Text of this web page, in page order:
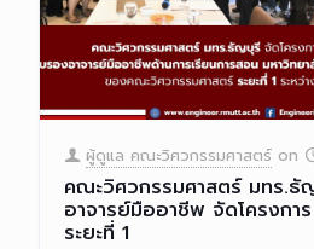
ผู้ดูแล คณะวิศวกรรมศาสตร์ on
คณะวิศวกรรมศาสตร์ มทร.ธั
อาจารย์มืออาชีพ จัดโครงกา
ระยะที่ 1